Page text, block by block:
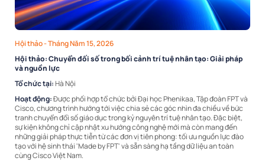
Hội thảo- Tháng Năm 15, 2026
Hội thảo: Chuyển đối số trong bối cảnh trí tuệ nhân tạo: Giải pháp
và nguồn lực
Tổ chức tại:Hà Nội
Hoạt động:Được phối hợp tổ chức bởi Đại học Phenikaa, Tập đoàn FPT và
Cisco, chương trình hướng tới việc chia sẻ các góc nhìn đa chiều về bức
tranh chuyển đổi số giáo dục trong kỷ nguyên trí tuệ nhân tạo. Đặc biệt,
sự kiện không chỉ cập nhật xu hướng công nghệ mới mà còn mang đến
những giải pháp thực tiễn từ các đơn vị tiên phong: tối ưu nguồn lực đào
tạo với hệ sinh thái 'Made by FPT' và sẵn sàng hạ tầng dữ liệu an toàn
cùng Cisco Việt Nam.